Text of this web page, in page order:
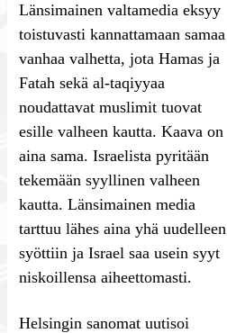
Länsimainen valtamedia eksyy
toistuvasti kannattamaan samaa
vanhaa valhetta, jota Hamas ja
Fatah sekä al-taqiyyaa
noudattavat muslimit tuovat
esille valheen kautta. Kaava on
aina sama. Israelista pyritään
tekemään syyllinen valheen
kautta. Länsimainen media
tarttuu lähes aina yhä uudelleen
syöttiin ja Israel saa usein syyt
niskoillensa aiheettomasti.
Helsingin sanomat uutisoi